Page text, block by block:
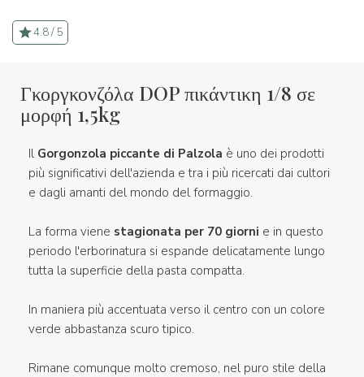
4.8 / 5
Γκοργκονζόλα DOP πικάντικη 1/8 σε
μορφή 1,5kg
Il Gorgonzola piccante di Palzola è uno dei prodotti
più significativi dell'azienda e tra i più ricercati dai cultori
e dagli amanti del mondo del formaggio.
La forma viene stagionata per 70 giorni e in questo
periodo l'erborinatura si espande delicatamente lungo
tutta la superficie della pasta compatta.
In maniera più accentuata verso il centro con un colore
verde abbastanza scuro tipico.
Rimane comunque molto cremoso, nel puro stile della